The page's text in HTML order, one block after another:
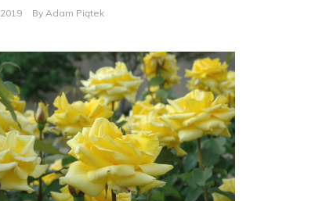
By Adam Piątek